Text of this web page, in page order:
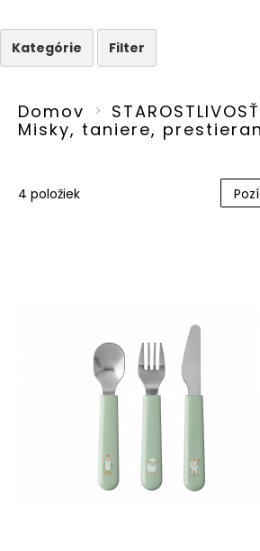
Kategórie Filter
Domov
Misky, taniere,
4 položiek